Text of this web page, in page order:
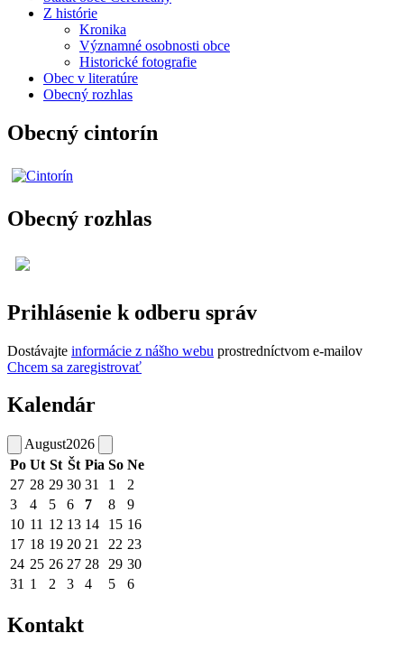
Z histórie
Kronika
Významné osobnosti obce
Historické fotografie
Obec v literatúre
Obecný rozhlas
Obecný cintorín
Obecný rozhlas
Prihlásenie k odberu správ
Dostávajte informácie z nášho webu prostredníctvom e-mailov
Chcem sa zaregistrovať
Kalendár
August2026
Po Ut St Št Pia So Ne
27 28 29 30 31 1
2
3
4 5 6 7 8
9
10 11 12 13 14 15 16
17 18 19 20 21 22 23
24 25 26 27 28 29 30
31 1 2 3 4 5 6
Kontakt